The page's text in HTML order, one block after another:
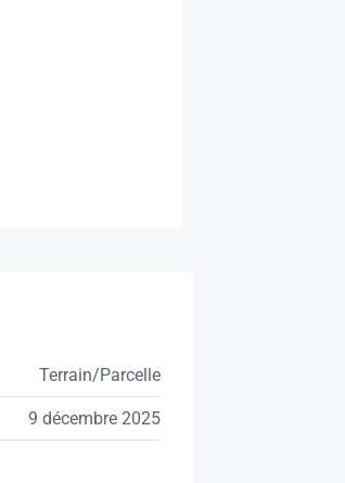
Terrain/Parcelle
9 décembre 2025